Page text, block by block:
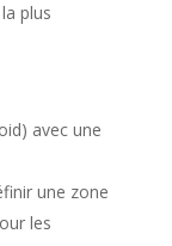
plus
avec une
une zone
les